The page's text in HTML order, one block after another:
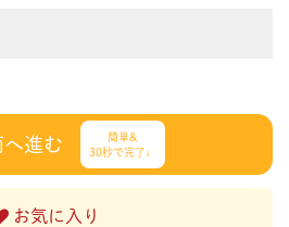
進む
簡単&
30秒で完了♩
お気に入り